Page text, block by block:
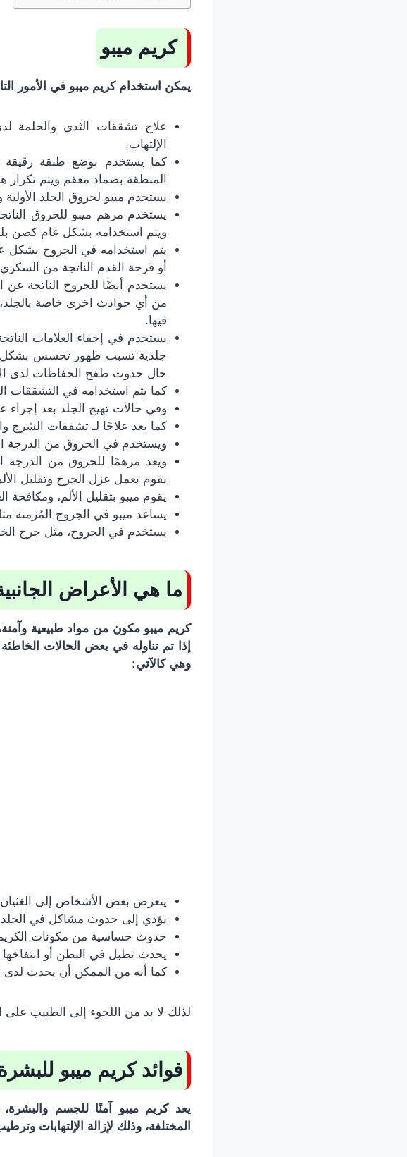
كريم ميبو
يمكن استخدام كريم ميبو في الأمور
علاج تشققات الثدي والحلمة
الإلتهاب.
كما يستخدم بوضع طبقة رقيقة
المنطقة بضماد معقم ويتم
يستخدم ميبو لحروق الجلد
يستخدم مرهم ميبو للحروق
ويتم استخدامه بشكل عام كصن
يتم استخدامه في الجروح بشكل
أو قرحة القدم الناتجة من
يستخدم أيضًا للجروح الناتجة عن
من أي حوادث اخرى خاصة
فيها.
يستخدم في إخفاء العلامات
جلدية تسبب ظهور تحسس بشكل
حال حدوث طفح الحفاظات لدى
كما يتم استخدامه في التشققات
وفي حالات تهيج الجلد بعد إجراء
كما يعد علاجًا لـ تشققات الشرج
ويستخدم في الحروق من الدرجة
ويعد مرهمًا للحروق من الدرجة
يقوم بعمل عزل الجرح وتقليل
يقوم ميبو بتقليل الألم،
يساعد ميبو في الجروح المُزمنة
يستخدم في الجروح، مثل جرح
ما هي الأعراض
كريم ميبو مكون من مواد طبيعية
إذا تم تناوله في بعض الحالات
وهي كالآتي:
يتعرض بعض الأشخاص إلى
يؤدي إلى حدوث مشاكل في الجلد
حدوث حساسية من مكونات
يحدث تطبل في البطن أو
كما أنه من الممكن أن يحدث
لذلك لا بد من اللجوء إلى الطبيب على
فوائد كريم ميبو
يعد كريم ميبو آمنًا للجسم
المختلفة، وذلك لإزالة الإلتهابات